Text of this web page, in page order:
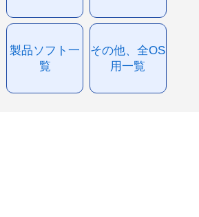
製品ソフト一
覧
その他、全OS
用一覧